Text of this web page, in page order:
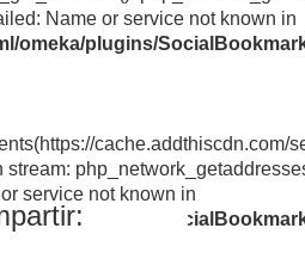
Name or service not known in
omeka/plugins/
cache.addthiscdn.com/
stream:
service not known in
omeka/plugins/